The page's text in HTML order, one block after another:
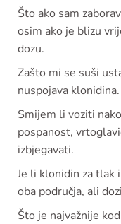
Što ako sam
osim ako je blizu
dozu.
Zašto mi se suši
nuspojava klonidina.
Smijem li voziti
pospanost,
izbjegavati.
Je li klonidin za tlak
oba područja, ali
Što je najvažnije